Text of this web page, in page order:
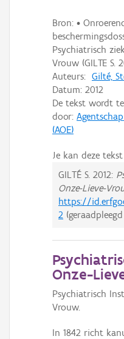
Bron: •
Psychiatrisch
Vrouw (GILTE S.
Auteurs: Gilté,
Datum: 2012
De tekst wordt
door:
(AOE)
Je kan deze
GILTÉ S. 2012:
Onze-Lieve-
https://
2
Onze-
Psychiatrisch
Vrouw.
In 1842 richt